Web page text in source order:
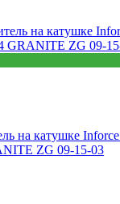
на катушке
ZG 09-15-03